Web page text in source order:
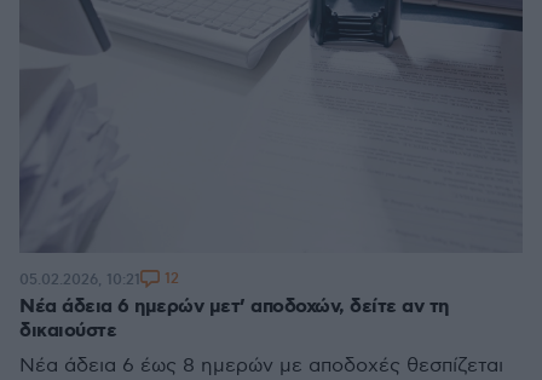
Νέα άδεια 6 ημερών μετ’ αποδοχών, δείτε αν τη
δικαιούστε
Νέα άδεια 6 έως 8 ημερών με αποδοχές θεσπίζεται
05.02.2026, 10:21 12